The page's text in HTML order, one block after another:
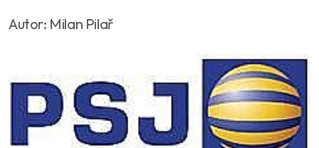
Autor: Milan Pilař